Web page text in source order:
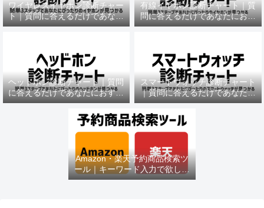
ワイヤレスイヤホン診断チャー
ト｜質問に答えるだけであなた
におすすめの機種がわかる
有線イヤホン診断チャート｜質
問に答えるだけであなたにおす
すめの機種がわかる
ヘッドホン診断チャート｜質問
に答えるだけであなたにおすす
めの機種がわかる
スマートウォッチ診断チャート
｜質問に答えるだけであなたに
おすすめの機種がわかる
Amazon・楽天予約商品検索ツ
ール｜キーワード入力で欲しい
商品を即チェック